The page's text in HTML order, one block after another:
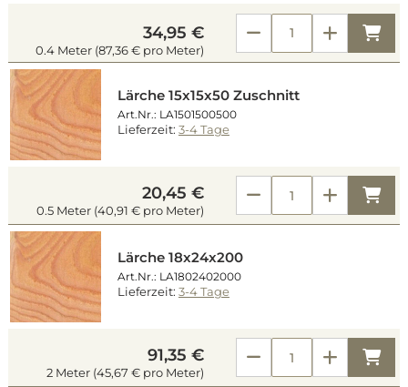
34,95 €
0.4 Meter (87,36 € pro Meter)
Lärche 15x15x50 Zuschnitt
Art.Nr.: LA1501500500
Lieferzeit: 3-4 Tage
20,45 €
0.5 Meter (40,91 € pro Meter)
Lärche 18x24x200
Art.Nr.: LA1802402000
Lieferzeit: 3-4 Tage
91,35 €
2 Meter (45,67 € pro Meter)